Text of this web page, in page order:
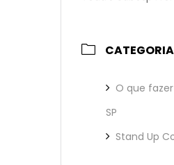
O que
SP
Stand Up